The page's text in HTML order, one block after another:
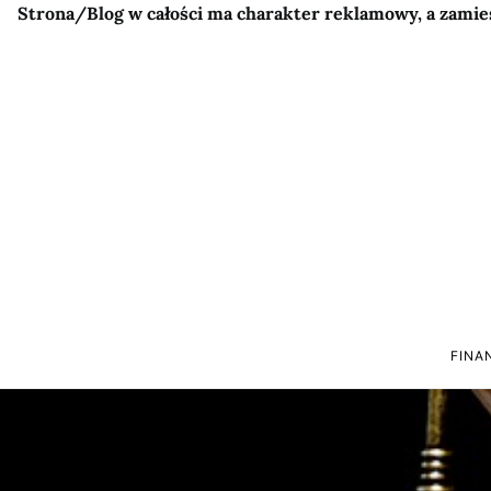
Strona/Blog w całości ma charakter reklamowy, a